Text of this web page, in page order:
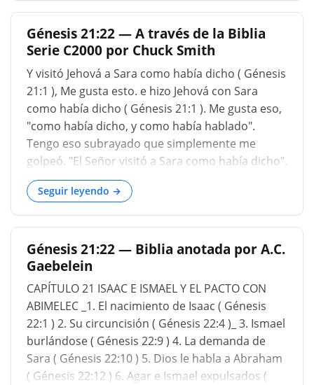
tuvieron alguna conversación con él, que aún
estaba en Gerar, o sin embargo, en otra parte de
ese país, no lejos de ella: DICIENDO, DIOS [ESTÁ]
CONTIGO EN TODO LO QUE HACES ; lo prosperó
enormemente en las cosas del mundo, para ellos
solo podrían hacer un juicio; vieron que
aumentó en sustancia mundana, y que su familia
se incrementó, y que tuvo éxito en todo en el
que se comprometió; y, estar celoso de su
asegurar un interés en él y a su fav...
Génesis 21:22 — A través de la Biblia
Serie C2000 por Chuck Smith
Y visitó Jehová a Sara como había dicho ( Génesis
21:1 ), Me gusta esto. e hizo Jehová con Sara
como había dicho ( Génesis 21:1 ). Me gusta eso,
"como había dicho, y como había hablado".
Tengo eso subrayado que simplemente me
golpeó. "El Señor visitó a Sara como había dicho".
El Señor cumple Su palabra. El Señor es fiel a Su
promesa. Puede que no lo haga tan rápido como
nos gustaría que lo hiciera. Abraham ha estado
esperando por trece años, Uds. saben, desde
que se hizo la última promesa. Y él estaba
envejeciendo cada día. Pero el Señor vino a Sara
como dijo e hizo como había dicho. Y Sara
concibió, y dio a luz un hijo a Abraham en su
vejez, en el tiempo señalado que Dios le había
dicho. Y llamó Abraham el nombre de su hijo que
le nació, que le dio a luz Sara, Risa ...
Seguir leyendo →
Génesis 21:22 — Biblia anotada por A.C.
Gaebelein
CAPÍTULO 21 ISAAC E ISMAEL Y EL PACTO CON
ABIMELEC _1. El nacimiento de Isaac ( Génesis
22:1 ) 2. Su circuncisión ( Génesis 22:4 )_ 3. Ismael
burlándose ( Génesis 22:9 ) 4. La demanda de
Sara ( Génesis 22:10 ) 5. Dios le habla a Abraham
( Génesis 22:12 ) 6. Agar e Ismael expulsados ​​(